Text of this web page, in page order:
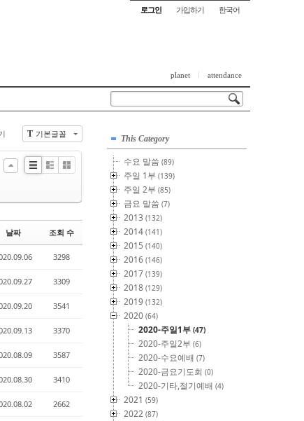
로그인 가입하기 한국어
planet attendance
T 기본글꼴
ListZineGallery
날짜 조회 수
3298
3309
3541
3370
3587
3410
2662
This Category
수요 말씀 (89)
주일 1부 (139)
주일 2부 (85)
금요 말씀 (7)
2013 (132)
2014 (141)
2015 (140)
2016 (146)
2017 (139)
2018 (129)
2019 (132)
2020 (64)
2020-주일1부 (47)
2020-주일2부 (6)
2020-수요예배 (7)
2020-금요기도회 (0)
2020-기타,절기예배 (4)
2021 (59)
2022 (87)